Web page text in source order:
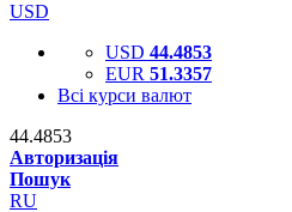
USD
USD 44.4853
EUR 51.3357
Всі курси валют
44.4853
Авторизація
Пошук
RU